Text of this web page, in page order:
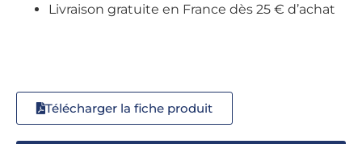
Livraison gratuite en France dès 25 € d’achat
Télécharger la fiche produit